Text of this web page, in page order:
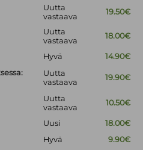
Uutta
vastaava
19.50€
Uutta
vastaava
18.00€
Hyvä
14.90€
Uutta
vastaava
19.90€
Uutta
vastaava
10.50€
Uusi
18.00€
Hyvä
9.90€